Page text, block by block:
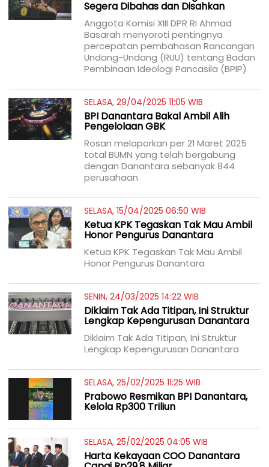
Segera Dibahas dan Disahkan
Anggota Komisi XIII DPR RI Ahmad
Basarah menyoroti pentingnya
percepatan pembahasan Rancangan
Undang-Undang (RUU) tentang Badan
Pembinaan Ideologi Pancasila (BPIP)
SELASA, 29/04/2025 11:05 WIB
BPI Danantara Bakal Ambil Alih
Pengelolaan GBK
Rosan melaporkan per 21 Maret 2025
total BUMN yang telah bergabung
dengan Danantara sebanyak 844
perusahaan
SELASA, 15/04/2025 06:50 WIB
Ketua KPK Tegaskan Tak Mau Ambil
Honor Pengurus Danantara
Ketua KPK Tegaskan Tak Mau Ambil
Honor Pengurus Danantara
SENIN, 24/03/2025 14:22 WIB
Diklaim Tak Ada Titipan, Ini Struktur
Lengkap Kepengurusan Danantara
Diklaim Tak Ada Titipan, Ini Struktur
Lengkap Kepengurusan Danantara
SELASA, 25/02/2025 11:25 WIB
Prabowo Resmikan BPI Danantara,
Kelola Rp300 Triliun
SELASA, 25/02/2025 04:05 WIB
Harta Kekayaan COO Danantara